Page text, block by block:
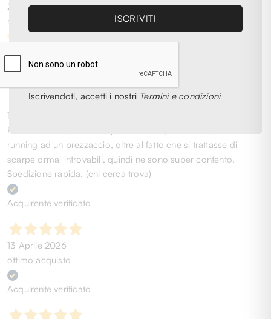
Iscrivendoti, accetti i nostri Termini e condizioni
2.076
recensioni
Le nostre recensioni a 4 e 5 stelle.
Clicca qui per leggerle tutte >
11 Maggio 2026
Personalmente, ottima esperienza. Acquistato scarpe da
running ad un prezzaccio, oltre al fatto che si trattasse di
scarpe ormai introvabili, quindi ne sono super contento.
Spedizione rapida. (chi cerca trova)
Acquirente verificato
13 Aprile 2026
ottimo acquisto
Acquirente verificato